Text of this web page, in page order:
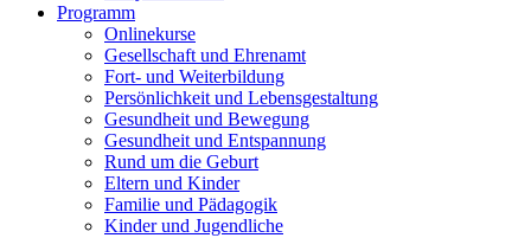
Programm
Onlinekurse
Gesellschaft und Ehrenamt
Fort- und Weiterbildung
Persönlichkeit und Lebensgestaltung
Gesundheit und Bewegung
Gesundheit und Entspannung
Rund um die Geburt
Eltern und Kinder
Familie und Pädagogik
Kinder und Jugendliche